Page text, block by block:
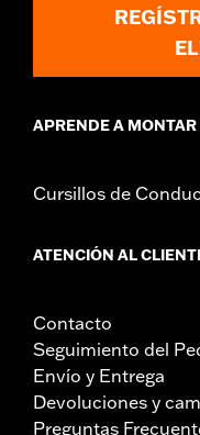
APRENDE A MONTAR
Cursillos de
ATENCIÓN AL
Contacto
Seguimiento del
Envío y Entrega
Devoluciones y
Preguntas